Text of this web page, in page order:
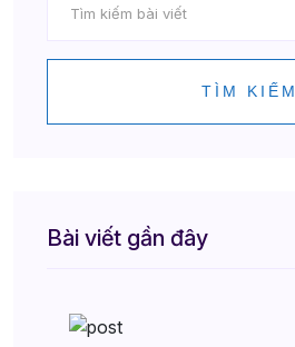
TÌM KIẾM
Bài viết gần đây